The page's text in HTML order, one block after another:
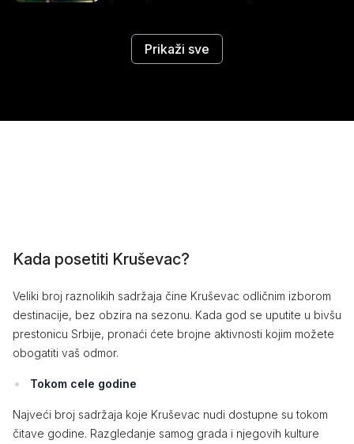
Prikaži sve
Kada posetiti Kruševac?
Veliki broj raznolikih sadržaja čine Kruševac odličnim izborom
destinacije, bez obzira na sezonu. Kada god se uputite u bivšu
prestonicu Srbije, pronaći ćete brojne aktivnosti kojim možete
obogatiti vaš odmor.
Tokom cele godine
Najveći broj sadržaja koje Kruševac nudi dostupne su tokom
čitave godine. Razgledanje samog grada i njegovih kulture